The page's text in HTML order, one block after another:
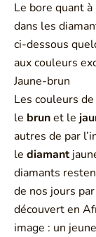
Le bore quant
dans les
ci-dessous
aux couleurs
Jaune-brun
Les couleurs de
le brunet le
autres de par
le diamant
diamants
de nos jours
découvert en
image : un